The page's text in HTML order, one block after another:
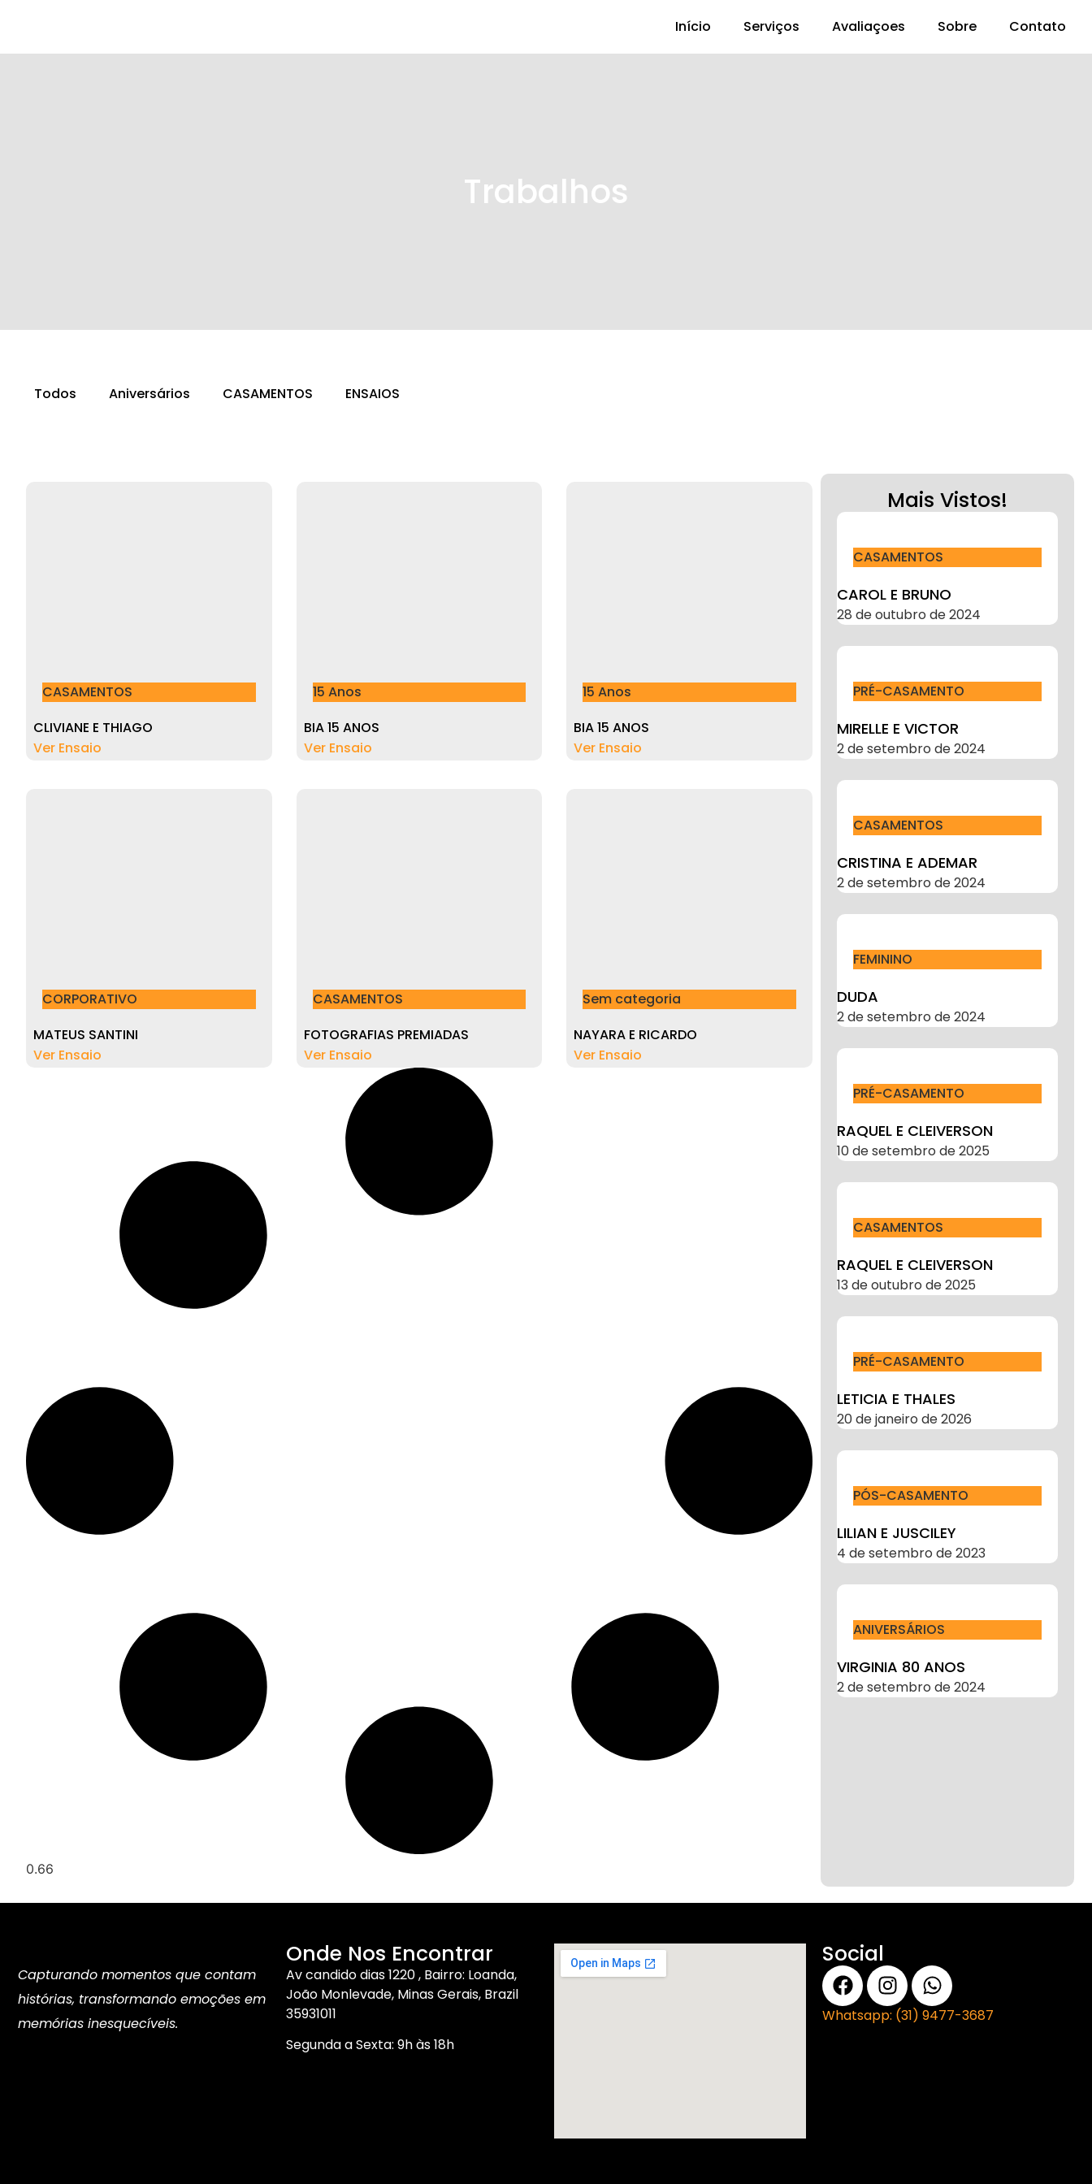
Início Serviços Avaliaçoes Sobre Contato
Trabalhos
Todos Aniversários CASAMENTOS ENSAIOS
CASAMENTOS
CLIVIANE E THIAGO
Ver Ensaio
15 Anos
BIA 15 ANOS
Ver Ensaio
15 Anos
BIA 15 ANOS
Ver Ensaio
CORPORATIVO
MATEUS SANTINI
Ver Ensaio
CASAMENTOS
FOTOGRAFIAS PREMIADAS
Ver Ensaio
Sem categoria
NAYARA E RICARDO
Ver Ensaio
Mais Vistos!
CASAMENTOS
CAROL E BRUNO
28 de outubro de 2024
PRÉ-CASAMENTO
MIRELLE E VICTOR
2 de setembro de 2024
CASAMENTOS
CRISTINA E ADEMAR
2 de setembro de 2024
FEMININO
DUDA
2 de setembro de 2024
PRÉ-CASAMENTO
RAQUEL E CLEIVERSON
10 de setembro de 2025
CASAMENTOS
RAQUEL E CLEIVERSON
13 de outubro de 2025
PRÉ-CASAMENTO
LETICIA E THALES
20 de janeiro de 2026
PÓS-CASAMENTO
LILIAN E JUSCILEY
4 de setembro de 2023
ANIVERSÁRIOS
VIRGINIA 80 ANOS
2 de setembro de 2024
Capturando momentos que contam
histórias, transformando emoções em
memórias inesquecíveis.
Onde Nos Encontrar
Av candido dias 1220 , Bairro: Loanda,
João Monlevade, Minas Gerais, Brazil
35931011
Segunda a Sexta: 9h às 18h
Social
Whatsapp: (31) 9477-3687